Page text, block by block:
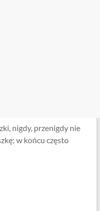
nigdy, przenigdy nie
w końcu często